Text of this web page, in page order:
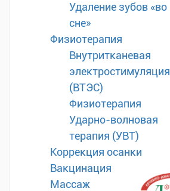
Удаление зубов «во
сне»
Физиотерапия
Внутритканевая
электростимуляция
(ВТЭС)
Физиотерапия
Ударно-волновая
терапия (УВТ)
Коррекция осанки
Вакцинация
Массаж